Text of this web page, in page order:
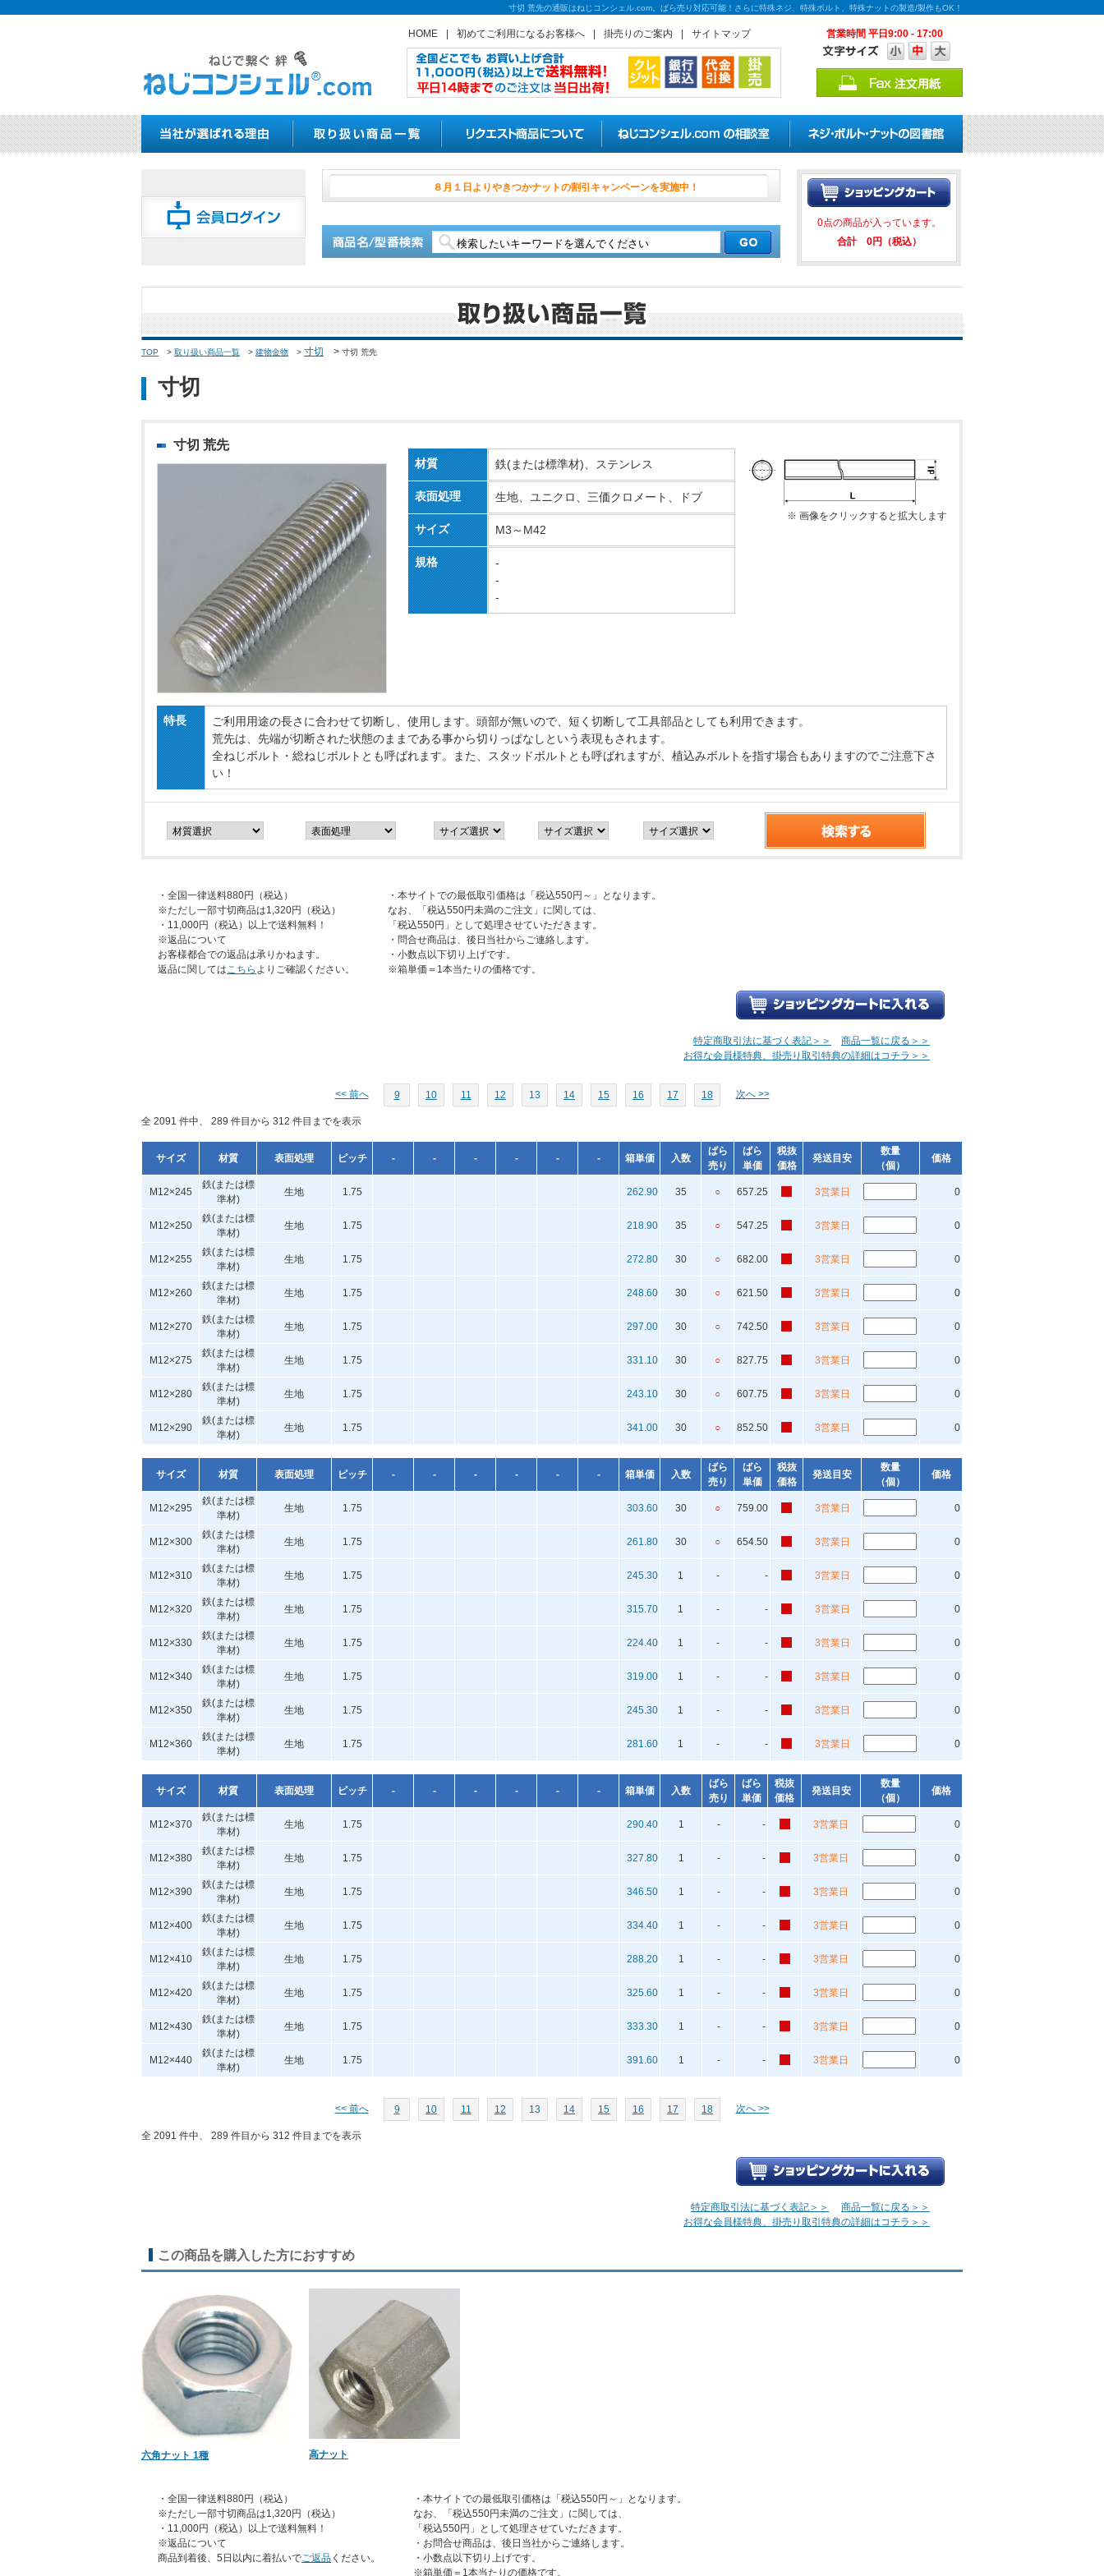
寸切 荒先の通販はねじコンシェル.com。ばら売り対応可能！さらに特殊ネジ、特殊ボルト、特殊ナットの製造/製作もOK！
HOME 初めてご利用になるお客様へ 掛売りのご案内 サイトマップ 営業時間 平日9:00 - 17:00
８月１日よりやきつかナットの割引キャンペーンを実施中！
0点の商品が入っています。
合計 0円（税込）
TOP > 取り扱い商品一覧 > 建物金物 > 寸切 > 寸切 荒先
寸切
寸切 荒先
材質 鉄(または標準材)、ステンレス
表面処理 生地、ユニクロ、三価クロメート、ドブ
サイズ M3～M42
規格
-
-
-
※ 画像をクリックすると拡大します
特長
ご利用用途の長さに合わせて切断し、使用します。頭部が無いので、短く切断して工具部品としても利用できます。
荒先は、先端が切断された状態のままである事から切りっぱなしという表現もされます。
全ねじボルト・総ねじボルトとも呼ばれます。また、スタッドボルトとも呼ばれますが、植込みボルトを指す場合もありますのでご注意下さ
い！
・全国一律送料880円（税込）
※ただし一部寸切商品は1,320円（税込）
・11,000円（税込）以上で送料無料！
※返品について
お客様都合での返品は承りかねます。
返品に関してはこちら よりご確認ください。
・本サイトでの最低取引価格は「税込550円～」となります。
なお、「税込550円未満のご注文」に関しては、
「税込550円」として処理させていただきます。
・問合せ商品は、後日当社からご連絡します。
・小数点以下切り上げです。
※箱単価＝1本当たりの価格です。
特定商取引法に基づく表記＞＞
商品一覧に戻る＞＞
お得な会員様特典、掛売り取引特典の詳細はコチラ＞＞
<< 前へ 9 10 11 12 13 14 15 16 17 18 次へ >>
全 2091 件中、 289 件目から 312 件目までを表示
サイズ 材質 表面処理 ピッチ - - - - - - 箱単価 入数
ばら
売り
ばら
単価
税抜
価格
発送目安
数量
（個）
価格
M12×245
鉄(または標
準材)
生地 1.75 262.90 35 ○ 657.25 3営業日 0
M12×250
鉄(または標
準材)
生地 1.75 218.90 35 ○ 547.25 3営業日 0
M12×255
鉄(または標
準材)
生地 1.75 272.80 30 ○ 682.00 3営業日 0
M12×260
鉄(または標
準材)
生地 1.75 248.60 30 ○ 621.50 3営業日 0
M12×270
鉄(または標
準材)
生地 1.75 297.00 30 ○ 742.50 3営業日 0
M12×275
鉄(または標
準材)
生地 1.75 331.10 30 ○ 827.75 3営業日 0
M12×280
鉄(または標
準材)
生地 1.75 243.10 30 ○ 607.75 3営業日 0
M12×290
鉄(または標
準材)
生地 1.75 341.00 30 ○ 852.50 3営業日 0
サイズ 材質 表面処理 ピッチ - - - - - - 箱単価 入数
ばら
売り
ばら
単価
税抜
価格
発送目安
数量
（個）
価格
M12×295
鉄(または標
準材)
生地 1.75 303.60 30 ○ 759.00 3営業日 0
M12×300
鉄(または標
準材)
生地 1.75 261.80 30 ○ 654.50 3営業日 0
M12×310
鉄(または標
準材)
生地 1.75 245.30 1 - - 3営業日 0
M12×320
鉄(または標
準材)
生地 1.75 315.70 1 - - 3営業日 0
M12×330
鉄(または標
準材)
生地 1.75 224.40 1 - - 3営業日 0
M12×340
鉄(または標
準材)
生地 1.75 319.00 1 - - 3営業日 0
M12×350
鉄(または標
準材)
生地 1.75 245.30 1 - - 3営業日 0
M12×360
鉄(または標
準材)
生地 1.75 281.60 1 - - 3営業日 0
サイズ 材質 表面処理 ピッチ - - - - - - 箱単価 入数
ばら
売り
ばら
単価
税抜
価格
発送目安
数量
（個）
価格
M12×370
鉄(または標
準材)
生地 1.75 290.40 1 - - 3営業日 0
M12×380
鉄(または標
準材)
生地 1.75 327.80 1 - - 3営業日 0
M12×390
鉄(または標
準材)
生地 1.75 346.50 1 - - 3営業日 0
M12×400
鉄(または標
準材)
生地 1.75 334.40 1 - - 3営業日 0
M12×410
鉄(または標
準材)
生地 1.75 288.20 1 - - 3営業日 0
M12×420
鉄(または標
準材)
生地 1.75 325.60 1 - - 3営業日 0
M12×430
鉄(または標
準材)
生地 1.75 333.30 1 - - 3営業日 0
M12×440
鉄(または標
準材)
生地 1.75 391.60 1 - - 3営業日 0
<< 前へ 9 10 11 12 13 14 15 16 17 18 次へ >>
全 2091 件中、 289 件目から 312 件目までを表示
特定商取引法に基づく表記＞＞
商品一覧に戻る＞＞
お得な会員様特典、掛売り取引特典の詳細はコチラ＞＞
この商品を購入した方におすすめ
六角ナット 1種 高ナット
・全国一律送料880円（税込）
※ただし一部寸切商品は1,320円（税込）
・11,000円（税込）以上で送料無料！
※返品について
商品到着後、5日以内に着払いでご返品 ください。
・本サイトでの最低取引価格は「税込550円～」となります。
なお、「税込550円未満のご注文」に関しては、
「税込550円」として処理させていただきます。
・お問合せ商品は、後日当社からご連絡します。
・小数点以下切り上げです。
※箱単価＝1本当たりの価格です。